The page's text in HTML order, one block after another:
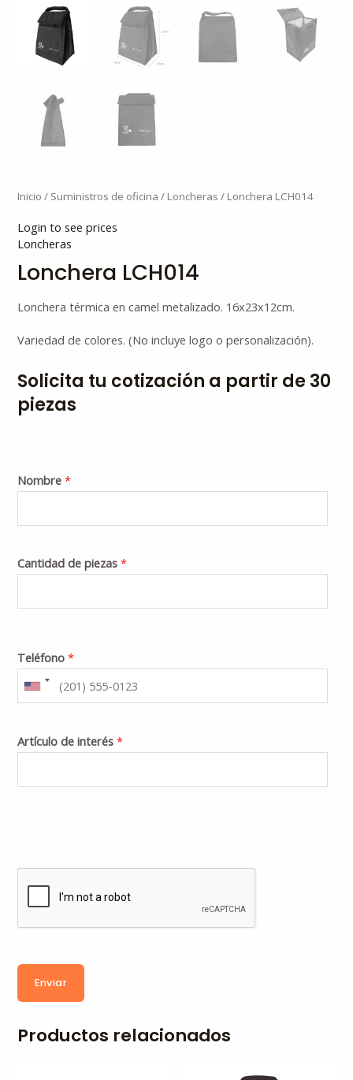
Inicio / Suministros de oficina / Loncheras / Lonchera LCH014
Login to see prices
Loncheras
Lonchera LCH014
Lonchera térmica en camel metalizado. 16x23x12cm.
Variedad de colores. (No incluye logo o personalización).
Solicita tu cotización a partir de 30
piezas
Nombre*
Cantidad de piezas*
Teléfono*
Artículo de interés*
Enviar
Productos relacionados